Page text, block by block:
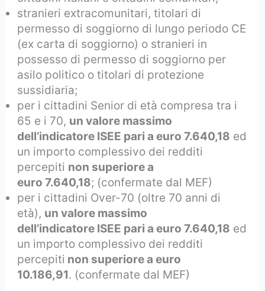
stranieri extracomunitari, titolari di
permesso di soggiorno di lungo periodo CE
(ex carta di soggiorno) o stranieri in
possesso di permesso di soggiorno per
asilo politico o titolari di protezione
sussidiaria;
per i cittadini Senior di età compresa tra i
65 e i 70, un valore massimo
dell’indicatore ISEE pari a euro 7.640,18 ed
un importo complessivo dei redditi
percepiti non superiore a
euro 7.640,18; (confermate dal MEF)
per i cittadini Over-70 (oltre 70 anni di
età), un valore massimo
dell’indicatore ISEE pari a euro 7.640,18 ed
un importo complessivo dei redditi
percepiti non superiore a euro
10.186,91. (confermate dal MEF)